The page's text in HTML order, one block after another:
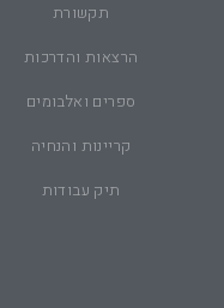
תקשורת
הרצאות והדרכות
ספרים ואלבומים
קריינות והנחיה
תיק עבודות